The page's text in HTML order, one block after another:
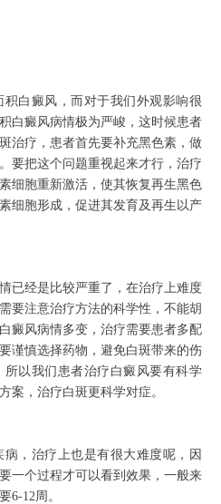
白癜风，而对于我们外观影响很
白癜风病情极为严峻，这时候患者
治疗，患者首先要补充黑色素，做
要把这个问题重视起来才行，治疗
细胞重新激活，使其恢复再生黑色
细胞形成，促进其发育及再生以产
经是比较严重了，在治疗上难度
要注意治疗方法的科学性，不能胡
癜风病情多变，治疗需要患者多配
谨慎选择药物，避免白斑带来的伤
以我们患者治疗白癜风要有科学
案，治疗白斑更科学对症。
，治疗上也是有很大难度呢，因
一个过程才可以看到效果，一般来
6-12周。